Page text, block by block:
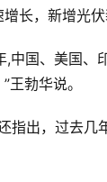
长，新增光伏
,中国、美国、
王勃华说。
指出，过去几